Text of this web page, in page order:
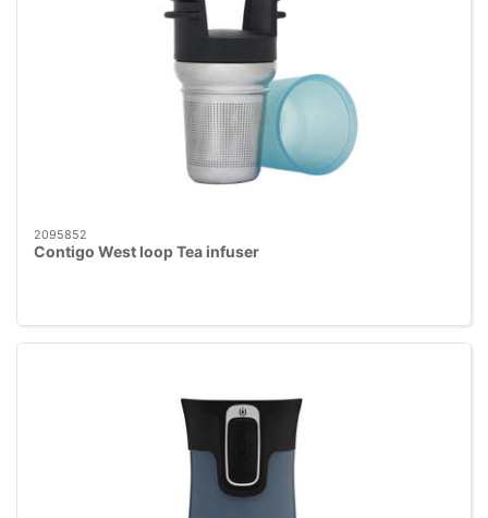
2095852
Contigo West loop Tea infuser